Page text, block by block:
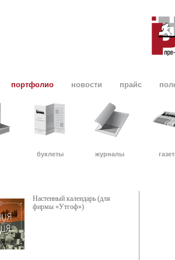
портфолио
буклеты журналы
новости прайс
Настенный календарь (для
фирмы «Утгоф»)